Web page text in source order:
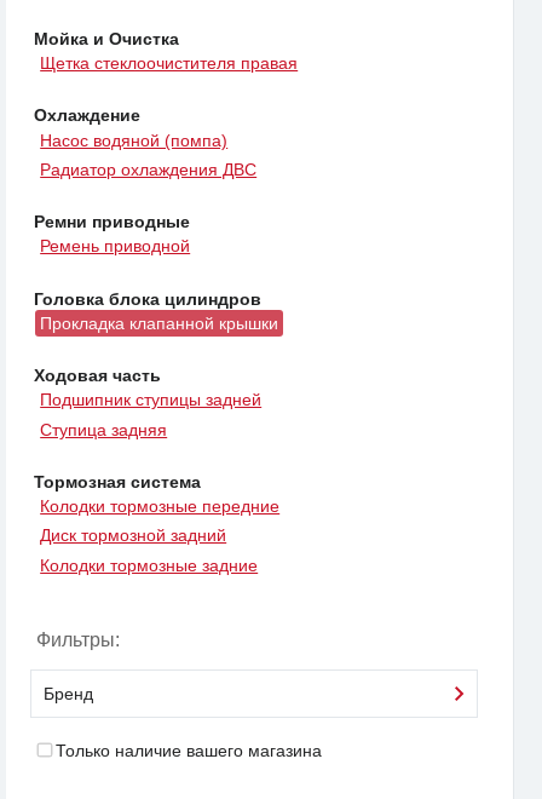
Мойка и Очистка
Щетка стеклоочистителя правая
Охлаждение
Насос водяной (помпа)
Радиатор охлаждения ДВС
Ремни приводные
Ремень приводной
Головка блока цилиндров
Прокладка клапанной крышки
Ходовая часть
Подшипник ступицы задней
Ступица задняя
Тормозная система
Колодки тормозные передние
Диск тормозной задний
Колодки тормозные задние
Фильтры:
Бренд
Только наличие вашего магазина